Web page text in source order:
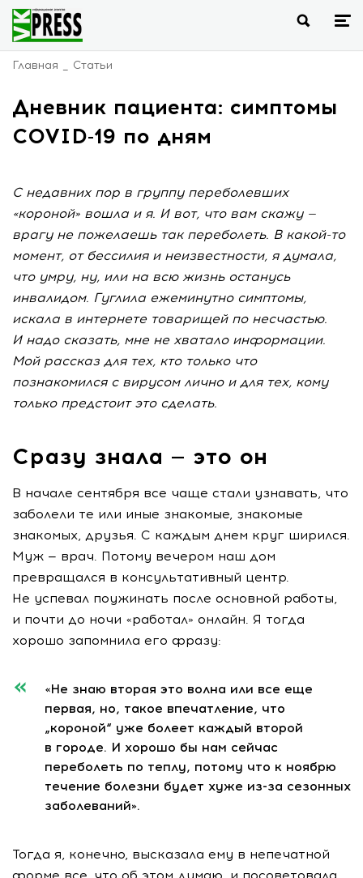
Главная Статьи
Дневник пациента: симптомы
COVID-19 по дням
С недавних пор в группу переболевших
«короной» вошла и я. И вот, что вам скажу —
врагу не пожелаешь так переболеть. В какой-то
момент, от бессилия и неизвестности, я думала,
что умру, ну, или на всю жизнь останусь
инвалидом. Гуглила ежеминутно симптомы,
искала в интернете товарищей по несчастью.
И надо сказать, мне не хватало информации.
Мой рассказ для тех, кто только что
познакомился с вирусом лично и для тех, кому
только предстоит это сделать.
Сразу знала — это он
В начале сентября все чаще стали узнавать, что
заболели те или иные знакомые, знакомые
знакомых, друзья. С каждым днем круг ширился.
Муж — врач. Потому вечером наш дом
превращался в консультативный центр.
Не успевал поужинать после основной работы,
и почти до ночи «работал» онлайн. Я тогда
хорошо запомнила его фразу:
«Не знаю вторая это волна или все еще
первая, но, такое впечатление, что
„короной“ уже болеет каждый второй
в городе. И хорошо бы нам сейчас
переболеть по теплу, потому что к ноябрю
течение болезни будет хуже из-за сезонных
заболеваний».
Тогда я, конечно, высказала ему в непечатной